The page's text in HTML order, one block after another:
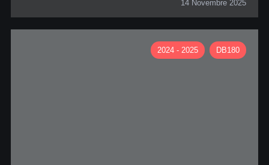
14 Novembre 2025
2024 - 2025 DB180